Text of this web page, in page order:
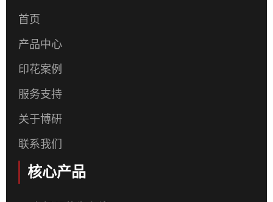
首页
产品中心
印花案例
服务支持
关于博研
联系我们
核心产品